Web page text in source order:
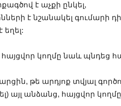
է աչքի ընկել,
է նշանակել գումարի
եղել:
հայցվոր կողմը նաև պնդեց
թե արդյոք տվյալ
այլ անձանց, հայցվոր